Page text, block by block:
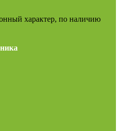
характер, по наличию